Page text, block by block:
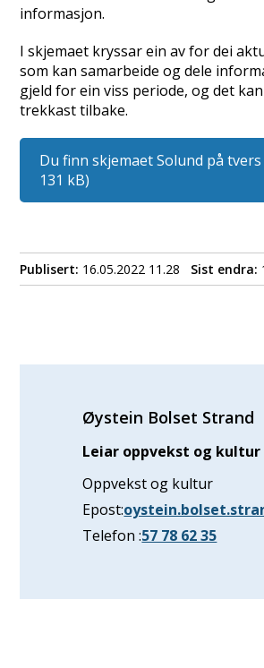
informasjon.
I skjemaet kryssar ein av for dei
som kan samarbeide og dele
gjeld for ein viss periode, og det
trekkast tilbake.
Du finn skjemaet Solund på
131 kB)
Publisert 16.05.2022 11.28 Sist endra
Øystein Bolset Strand
Leiar oppvekst og kultur
Oppvekst og kultur
Epost
Telefon57 78 62 35